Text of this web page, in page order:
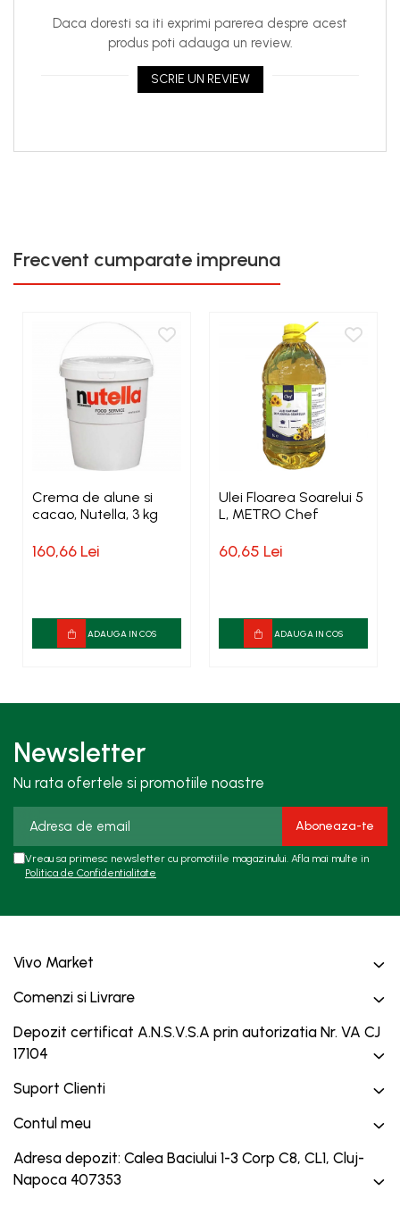
Daca doresti sa iti exprimi parerea despre acest
produs poti adauga un review.
SCRIE UN REVIEW
Frecvent cumparate impreuna
Crema de alune si
cacao, Nutella, 3 kg
160,66 Lei
ADAUGA IN COS
Ulei Floarea Soarelui 5
L, METRO Chef
60,65 Lei
ADAUGA IN COS
Newsletter
Nu rata ofertele si promotiile noastre
Vreau sa primesc newsletter cu promotiile magazinului. Afla mai multe in
Politica de Confidentialitate
Vivo Market
Comenzi si Livrare
Depozit certificat A.N.S.V.S.A prin autorizatia Nr. VA CJ
17104
Suport Clienti
Contul meu
Adresa depozit: Calea Baciului 1-3 Corp C8, CL1, Cluj-
Napoca 407353